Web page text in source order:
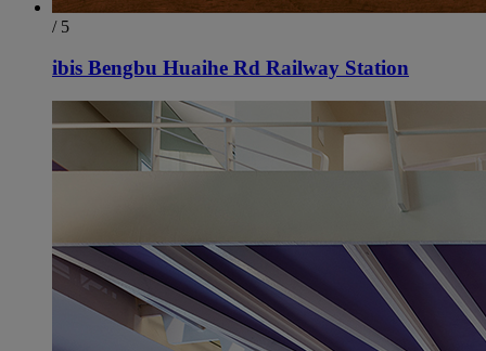
/ 5
ibis Bengbu Huaihe Rd Railway Station